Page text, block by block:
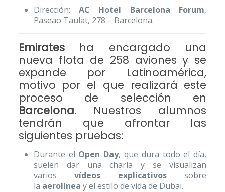
Dirección:AC Hotel Barcelona Forum,
Paseao Taulat, 278 – Barcelona.
Emirates ha encargado una
nueva flota de 258 aviones y se
expande por Latinoamérica,
motivo por el que realizará este
proceso de selección en
Barcelona. Nuestros alumnos
tendrán que afrontar las
siguientes pruebas:
Durante el Open Day, que dura todo el día,
suelen dar una charla y se visualizan
varios vídeos explicativossobre
la aerolínea y el estilo de vida de Dubai.